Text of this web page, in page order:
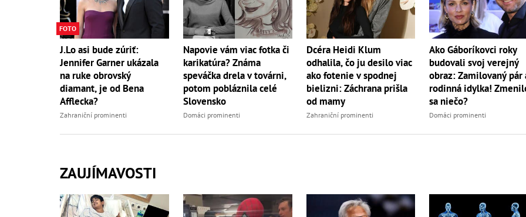
FOTO
J.Lo asi bude zúriť:
Jennifer Garner ukázala
na ruke obrovský
diamant, je od Bena
Afflecka?
Zahraniční prominenti
Napovie vám viac fotka či
karikatúra? Známa
speváčka drela v továrni,
potom pobláznila celé
Slovensko
Domáci prominenti
Dcéra Heidi Klum
odhalila, čo ju desilo viac
ako fotenie v spodnej
bielizni: Záchrana prišla
od mamy
Zahraniční prominenti
Ako Gáboríkovci roky
budovali svoj verejný
obraz: Zamilovaný pár
rodinná idylka!
sa niečo?
Domáci prominenti
ZAUJÍMAVOSTI